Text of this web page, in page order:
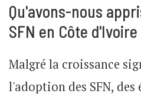
Qu'avons-nous
SFN en Côte d'Ivoire
Malgré la croissance
l'adoption des SFN,